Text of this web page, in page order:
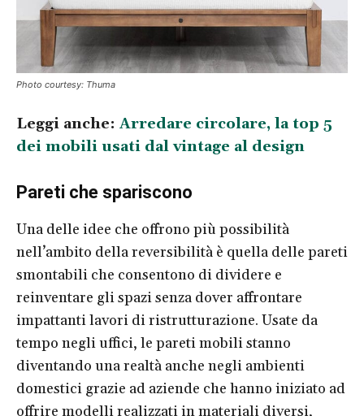
Photo courtesy: Thuma
Leggi anche: Arredare circolare, la top 5
dei mobili usati dal vintage al design
Pareti che spariscono
Una delle idee che offrono più possibilità
nell’ambito della reversibilità è quella delle pareti
smontabili che consentono di dividere e
reinventare gli spazi senza dover affrontare
impattanti lavori di ristrutturazione. Usate da
tempo negli uffici, le pareti mobili stanno
diventando una realtà anche negli ambienti
domestici grazie ad aziende che hanno iniziato ad
offrire modelli realizzati in materiali diversi,